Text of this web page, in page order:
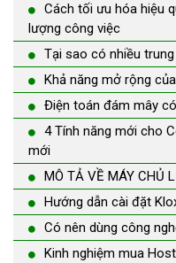
Cách tối ưu hóa hiệu
lượng công việc
Tại sao có nhiều
Khả năng mở rộng
Điện toán đám mây
4 Tính năng mới cho
mới
MÔ TẢ VỀ MÁY CHỦ
Hướng dẫn cài đặt
Có nên dùng công
Kinh nghiệm mua